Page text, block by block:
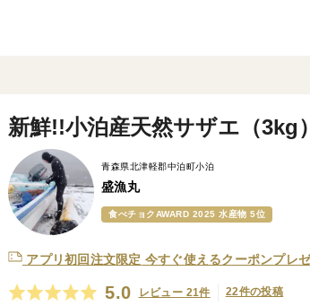
新鮮!!小泊産天然サザエ（3kg）
青森県北津軽郡中泊町小泊
盛漁丸
食べチョクAWARD 2025 水産物 5位
アプリ初回注文限定 今すぐ使えるクーポンプレ
5.0 レビュー 21件 22件の投稿